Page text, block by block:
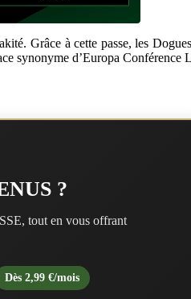
Grâce à cette passe, les
synonyme d’Europa Conférence
?
tout en vous offrant
Dès 2,99 €/mois